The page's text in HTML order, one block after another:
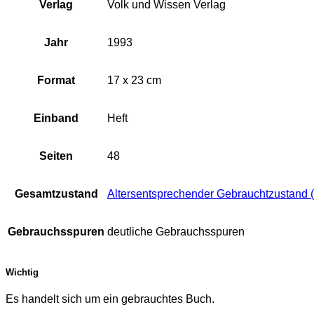
Verlag Volk und Wissen Verlag
Jahr 1993
Format 17 x 23 cm
Einband Heft
Seiten 48
Gesamtzustand Altersentsprechender Gebrauchtzustand
Gebrauchsspuren deutliche Gebrauchsspuren
Wichtig
Es handelt sich um ein gebrauchtes Buch.